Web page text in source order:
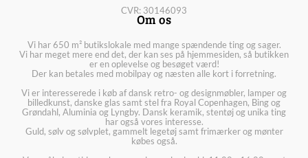
CVR: 30146093
Om os
Vi har 650 m² butikslokale med mange spændende ting og sager.
Vi har meget mere end det, der kan ses på hjemmesiden, så butikken
er en oplevelse og besøget værd!
Der kan betales med mobilpay og næsten alle kort i forretning.
Vi er interesserede i køb af dansk retro- og designmøbler, lamper og
billedkunst, danske glas samt stel fra Royal Copenhagen, Bing og
Grøndahl, Aluminia og Lyngby. Dansk keramik, stentøj og unika ting
har også vores interesse.
Guld, sølv og sølvplet, gammelt legetøj samt frimærker og mønter
købes også.